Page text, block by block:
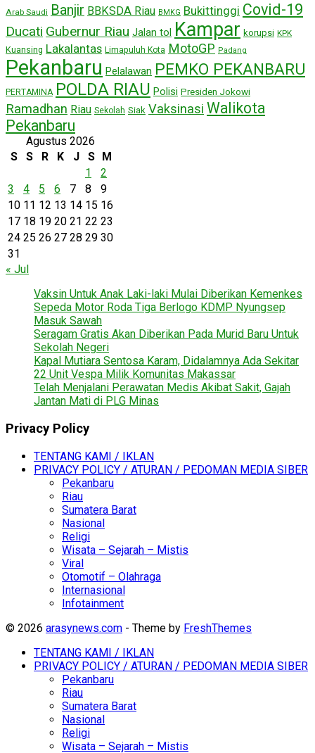
Arab Saudi Banjir BBKSDA Riau BMKG Bukittinggi Covid-19
Ducati Gubernur Riau Jalan tol Kampar korupsi KPK
Kuansing Lakalantas Limapuluh Kota MotoGP Padang
Pekanbaru Pelalawan PEMKO PEKANBARU
PERTAMINA POLDA RIAU Polisi Presiden Jokowi
Ramadhan Riau Sekolah Siak Vaksinasi Walikota
Pekanbaru
Agustus 2026
S
S R K J S
M
1
2
3
4 5 6 7 8
9
10 11 12 13 14 15 16
17 18 19 20 21 22 23
24 25 26 27 28 29 30
31
« Jul
Vaksin Untuk Anak Laki-laki Mulai Diberikan Kemenkes
Sepeda Motor Roda Tiga Berlogo KDMP Nyungsep
Masuk Sawah
Seragam Gratis Akan Diberikan Pada Murid Baru Untuk
Sekolah Negeri
Kapal Mutiara Sentosa Karam, Didalamnya Ada Sekitar
22 Unit Vespa Milik Komunitas Makassar
Telah Menjalani Perawatan Medis Akibat Sakit, Gajah
Jantan Mati di PLG Minas
Privacy Policy
TENTANG KAMI / IKLAN
PRIVACY POLICY / ATURAN / PEDOMAN MEDIA SIBER
Pekanbaru
Riau
Sumatera Barat
Nasional
Religi
Wisata – Sejarah – Mistis
Viral
Otomotif – Olahraga
Internasional
Infotainment
© 2026 arasynews.com - Theme by FreshThemes
TENTANG KAMI / IKLAN
PRIVACY POLICY / ATURAN / PEDOMAN MEDIA SIBER
Pekanbaru
Riau
Sumatera Barat
Nasional
Religi
Wisata – Sejarah – Mistis